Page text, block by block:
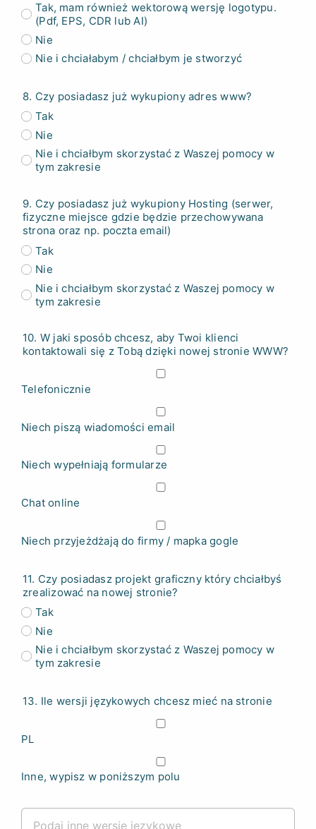
Tak, mam również wektorową wersję logotypu.
(Pdf, EPS, CDR lub AI)
Nie
Nie i chciałabym / chciałbym je stworzyć
8. Czy posiadasz już wykupiony adres www?
Tak
Nie
Nie i chciałbym skorzystać z Waszej pomocy w
tym zakresie
9. Czy posiadasz już wykupiony Hosting (serwer,
fizyczne miejsce gdzie będzie przechowywana
strona oraz np. poczta email)
Tak
Nie
Nie i chciałbym skorzystać z Waszej pomocy w
tym zakresie
10. W jaki sposób chcesz, aby Twoi klienci
kontaktowali się z Tobą dzięki nowej stronie WWW?
Telefonicznie
Niech piszą wiadomości email
Niech wypełniają formularze
Chat online
Niech przyjeżdżają do firmy / mapka gogle
11. Czy posiadasz projekt graficzny który chciałbyś
zrealizować na nowej stronie?
Tak
Nie
Nie i chciałbym skorzystać z Waszej pomocy w
tym zakresie
13. Ile wersji językowych chcesz mieć na stronie
PL
Inne, wypisz w poniższym polu